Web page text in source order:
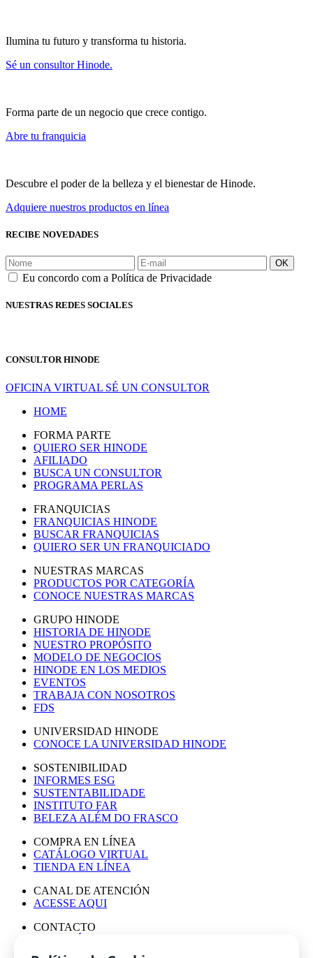
Ilumina tu futuro y transforma tu historia.
Sé un consultor Hinode.
Forma parte de un negocio que crece contigo.
Abre tu franquicia
Descubre el poder de la belleza y el bienestar de Hinode.
Adquiere nuestros productos en línea
RECIBE NOVEDADES
OK
Eu concordo com a Política de Privacidade
NUESTRAS REDES SOCIALES
CONSULTOR HINODE
OFICINA VIRTUAL SÉ UN CONSULTOR
HOME
FORMA PARTE
QUIERO SER HINODE
AFILIADO
BUSCA UN CONSULTOR
PROGRAMA PERLAS
FRANQUICIAS
FRANQUICIAS HINODE
BUSCAR FRANQUICIAS
QUIERO SER UN FRANQUICIADO
NUESTRAS MARCAS
PRODUCTOS POR CATEGORÍA
CONOCE NUESTRAS MARCAS
GRUPO HINODE
HISTORIA DE HINODE
NUESTRO PROPÓSITO
MODELO DE NEGOCIOS
HINODE EN LOS MEDIOS
EVENTOS
TRABAJA CON NOSOTROS
FDS
UNIVERSIDAD HINODE
CONOCE LA UNIVERSIDAD HINODE
SOSTENIBILIDAD
INFORMES ESG
SUSTENTABILIDADE
INSTITUTO FAR
BELEZA ALÉM DO FRASCO
COMPRA EN LÍNEA
CATÁLOGO VIRTUAL
TIENDA EN LÍNEA
CANAL DE ATENCIÓN
ACESSE AQUI
CONTACTO